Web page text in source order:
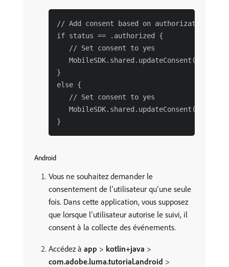
// Add consent based on authorization
if status == .authorized {
   // Set consent to yes
MobileSDK.shared.updateConsent(value:
}
else {
   // Set consent to yes
MobileSDK.shared.updateConsent(value:
Android
Vous ne souhaitez demander le
consentement de l’utilisateur qu’une seule
fois. Dans cette application, vous supposez
que lorsque l’utilisateur autorise le suivi, il
consent à la collecte des événements.
Accédez à app > kotlin+java >
com.adobe.luma.tutorial.android >